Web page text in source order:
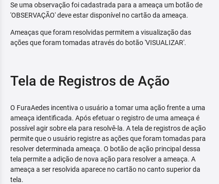
Se uma observação foi cadastrada para a ameaça um botão de
'OBSERVAÇÃO' deve estar disponível no cartão da ameaça.
Ameaças que foram resolvidas permitem a visualização das
ações que foram tomadas através do botão 'VISUALIZAR'.
Tela de Registros de Ação
O FuraAedes incentiva o usuário a tomar uma ação frente a uma
ameaça identificada. Após efetuar o registro de uma ameaça é
possível agir sobre ela para resolvê-la. A tela de registros de ação
permite que o usuário registre as ações que foram tomadas para
resolver determinada ameaça. O botão de ação principal dessa
tela permite a adição de nova ação para resolver a ameaça. A
ameaça a ser resolvida aparece no cartão no canto superior da
tela.